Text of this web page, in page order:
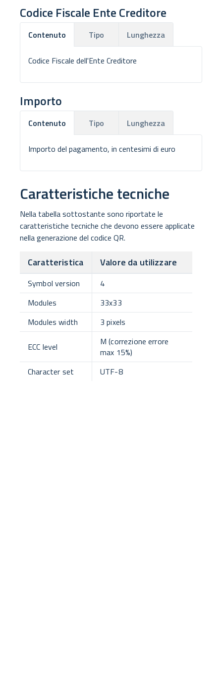
Codice Fiscale Ente Creditore
Contenuto Tipo Lunghezza
Codice Fiscale dell'Ente Creditore
Importo
Contenuto Tipo Lunghezza
Importo del pagamento, in centesimi di euro
Caratteristiche tecniche
Nella tabella sottostante sono riportate le
caratteristiche tecniche che devono essere applicate
nella generazione del codice QR.
Caratteristica Valore da utilizzare
Symbol version
4
Modules
33x33
Modules width
3 pixels
ECC level
M (correzione errore
max 15%)
Character set
UTF-8